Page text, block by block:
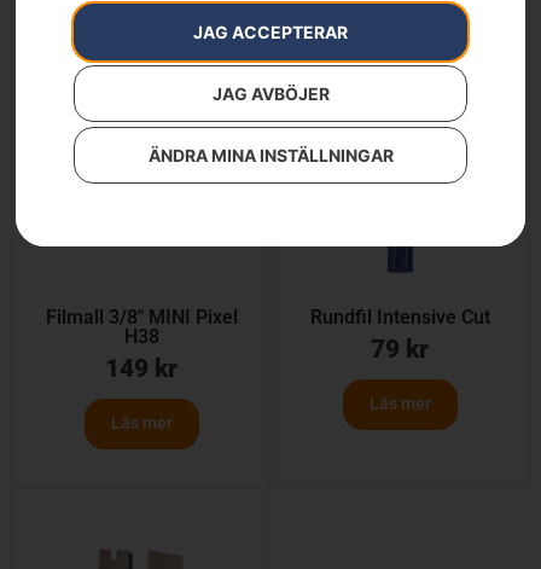
JAG ACCEPTERAR
JAG AVBÖJER
ÄNDRA MINA INSTÄLLNINGAR
Filmall 3/8″ MINI Pixel
H38
149 kr
Läs mer
Rundfil Intensive Cut
79 kr
Läs mer